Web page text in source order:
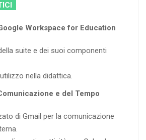
Workspace for Education
suite e dei suoi componenti
nella didattica.
e del Tempo
di Gmail per la comunicazione